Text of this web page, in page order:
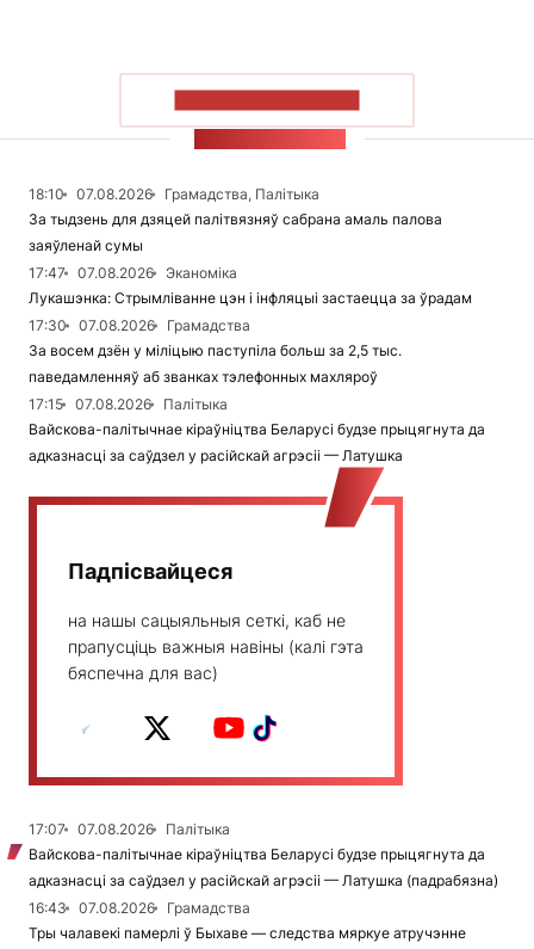
18:10 07.08.2026
Грамадства, Палітыка
За тыдзень для дзяцей палітвязняў сабрана амаль палова
заяўленай сумы
17:47
07.08.2026
Эканоміка
Лукашэнка: Стрымліванне цэн і інфляцыі застаецца за ўрадам
17:30
07.08.2026
Грамадства
За восем дзён у міліцыю паступіла больш за 2,5 тыс.
паведамленняў аб званках тэлефонных махляроў
17:15
07.08.2026
Палітыка
Вайскова-палітычнае кіраўніцтва Беларусі будзе прыцягнута да
адказнасці за саўдзел у расійскай агрэсіі — Латушка
Падпісвайцеся
на нашы сацыяльныя сеткі, каб не
прапусціць важныя навіны (калі гэта
бяспечна для вас)
17:07 07.08.2026
Палітыка
Вайскова-палітычнае кіраўніцтва Беларусі будзе прыцягнута да
адказнасці за саўдзел у расійскай агрэсіі — Латушка (падрабязна)
16:43
07.08.2026
Грамадства
Тры чалавекі памерлі ў Быхаве — следства мяркуе атручэнне